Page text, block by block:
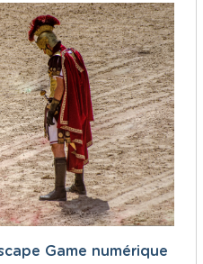
Game numérique